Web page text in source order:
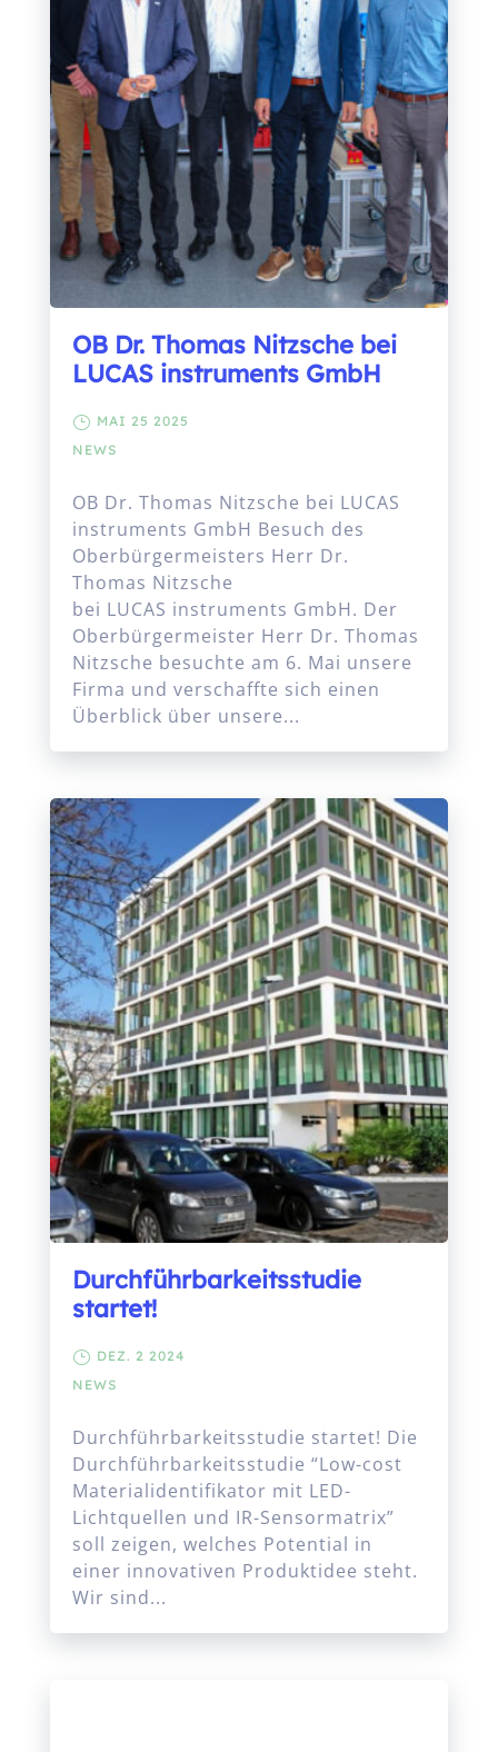
OB Dr. Thomas Nitzsche bei
LUCAS instruments GmbH
MAI 25 2025
NEWS
OB Dr. Thomas Nitzsche bei LUCAS
instruments GmbH Besuch des
Oberbürgermeisters Herr Dr.
Thomas Nitzsche
bei LUCAS instruments GmbH. Der
Oberbürgermeister Herr Dr. Thomas
Nitzsche besuchte am 6. Mai unsere
Firma und verschaffte sich einen
Überblick über unsere...
Durchführbarkeitsstudie
startet!
DEZ. 2 2024
NEWS
Durchführbarkeitsstudie startet! Die
Durchführbarkeitsstudie “Low-cost
Materialidentifikator mit LED-
Lichtquellen und IR-Sensormatrix”
soll zeigen, welches Potential in
einer innovativen Produktidee steht.
Wir sind...